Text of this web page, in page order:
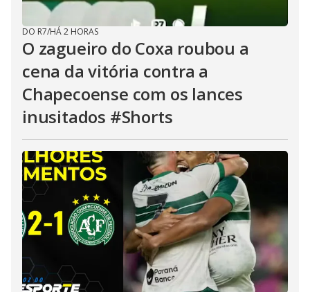
DO R7/HÁ 2 HORAS
O zagueiro do Coxa roubou a
cena da vitória contra a
Chapecoense com os lances
inusitados #Shorts